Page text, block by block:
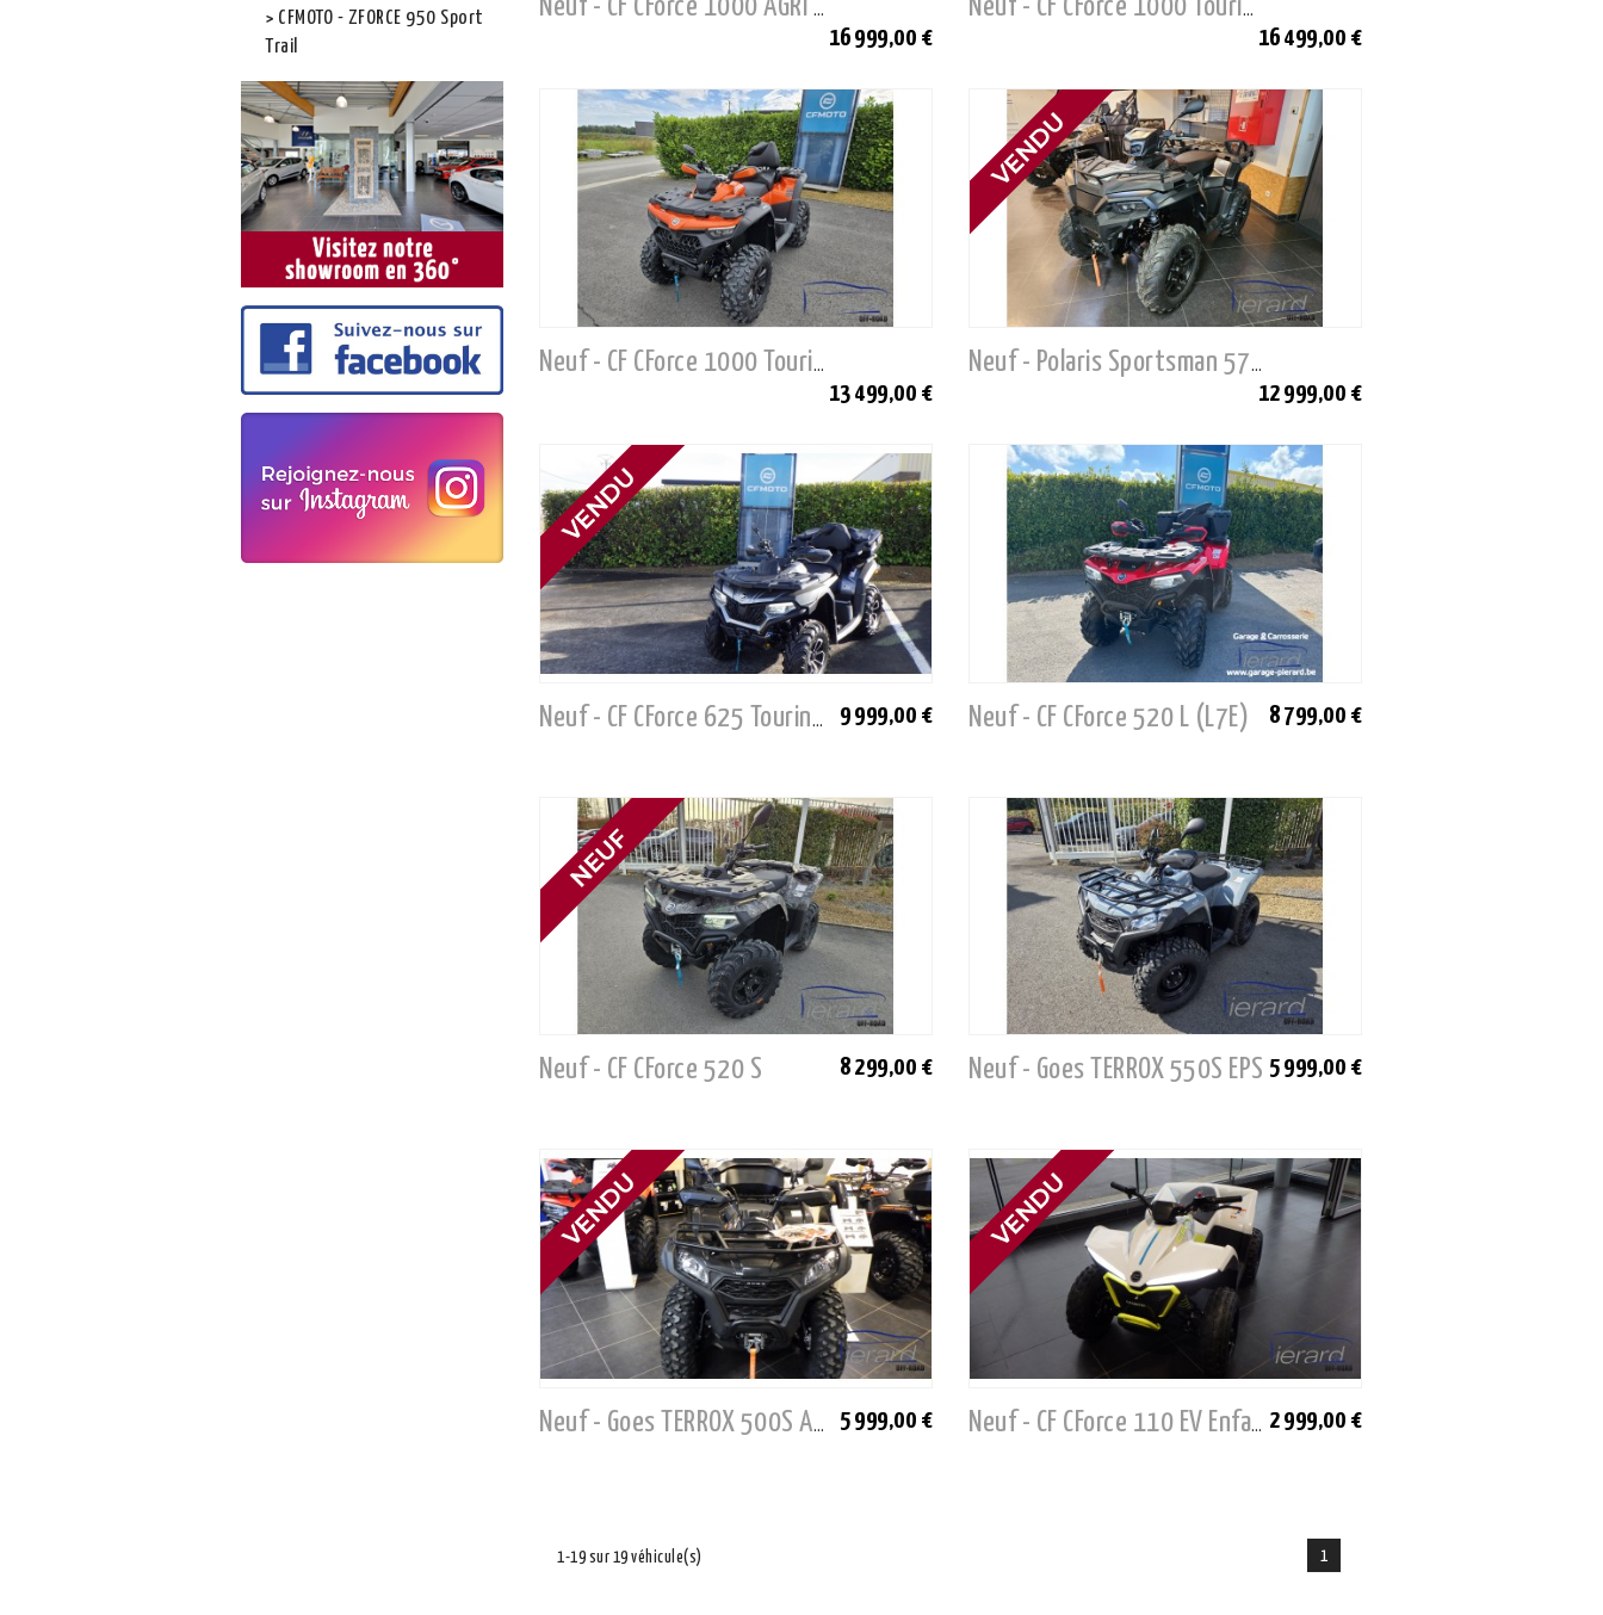
CFMOTO - ZFORCE 950 Sport
Trail
Neuf - CF CForce 1000 AGRI Mud
16 999,00 €
Neuf - CF CForce 1000 Touring
16 499,00 €
Neuf - CF CForce 1000 Touring
13 499,00 €
Neuf - Polaris Sportsman 570 EPS
12 999,00 €
Neuf - CF CForce 625 Touring (L7E) 9 999,00 € Neuf - CF CForce 520 L (L7E) 8 799,00 €
Neuf - CF CForce 520 S 8 299,00 € Neuf - Goes TERROX 550S EPS 5 999,00 €
Neuf - Goes TERROX 500S AGRI 5 999,00 € Neuf - CF CForce 110 EV Enfant 2 999,00 €
1-19 sur 19 véhicule(s) 1